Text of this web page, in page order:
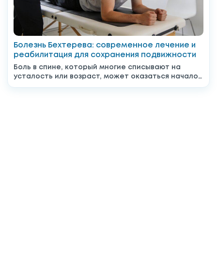
Болезнь Бехтерева: современное лечение и
реабилитация для сохранения подвижности
Боль в спине, который многие списывают на
усталость или возраст, может оказаться началом